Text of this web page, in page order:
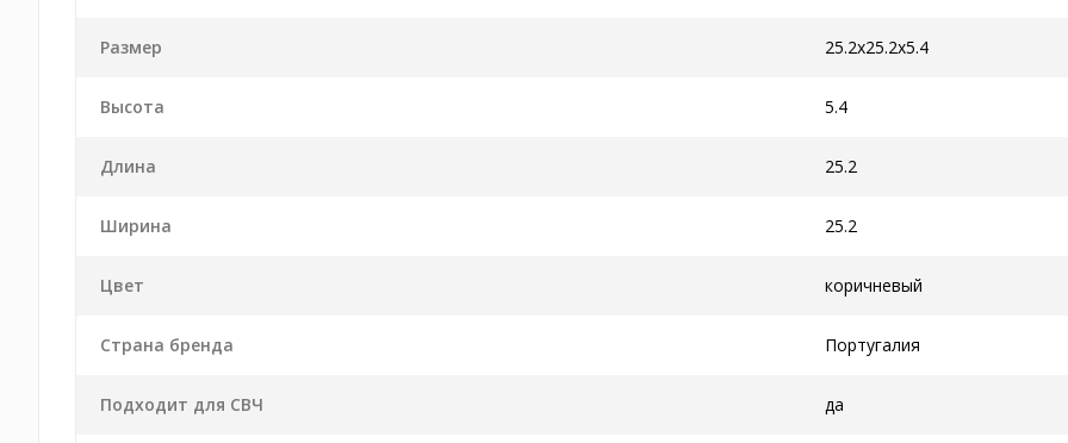
Размер 25.2x25.2x5.4
Высота 5.4
Длина 25.2
Ширина 25.2
Цвет коричневый
Страна бренда Португалия
Подходит для СВЧ да